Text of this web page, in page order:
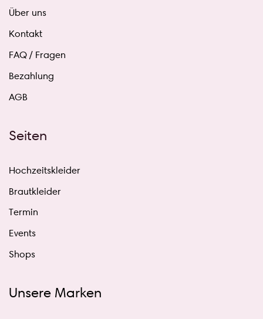
Über uns
Kontakt
FAQ / Fragen
Bezahlung
AGB
Seiten
Hochzeitskleider
Brautkleider
Termin
Events
Shops
Unsere Marken